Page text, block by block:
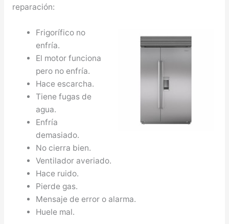
reparación:
Frigorífico no
enfría.
El motor funciona
pero no enfría.
Hace escarcha.
Tiene fugas de
agua.
Enfría
demasiado.
No cierra bien.
Ventilador averiado.
Hace ruido.
Pierde gas.
Mensaje de error o alarma.
Huele mal.